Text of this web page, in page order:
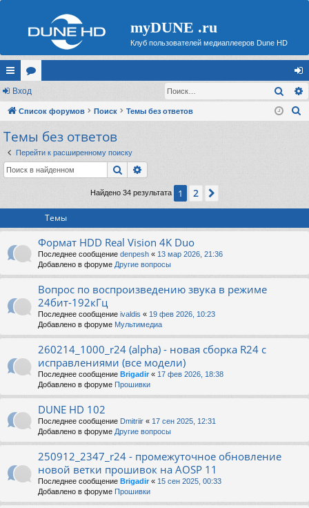
myDUNE .ru
Клуб пользователей медиаплееров Dune HD
с
ы
лк
и
ор
ум
хо
д
Вход
Список форумов Поиск Темы без ответов
Темы без ответов
Перейти к расширенному поиску
Поиск
Найдено 34 результата 1 2
Темы
Формат HDD Real Vision 4K Duo
Последнее сообщение denpesh « 13 мар 2026, 21:36
Добавлено в форуме Другие вопросы
Вопрос по воспроизведению звука в режиме
24бит-192кГц
Последнее сообщение ivaldis « 19 фев 2026, 10:23
Добавлено в форуме Мультимедиа
260214_1000_r24 (alpha) - новая сборка R24 с
исправлениями (все модели)
Последнее сообщение Brigadir« 17 фев 2026, 18:38
Добавлено в форуме Прошивки
DUNE HD 102
Последнее сообщение Dmitriir « 17 сен 2025, 12:31
Добавлено в форуме Другие вопросы
250912_2347_r24 - промежуточное обновление
новой ветки прошивок на AOSP 11
Последнее сообщение Brigadir« 15 сен 2025, 00:33
Добавлено в форуме Прошивки